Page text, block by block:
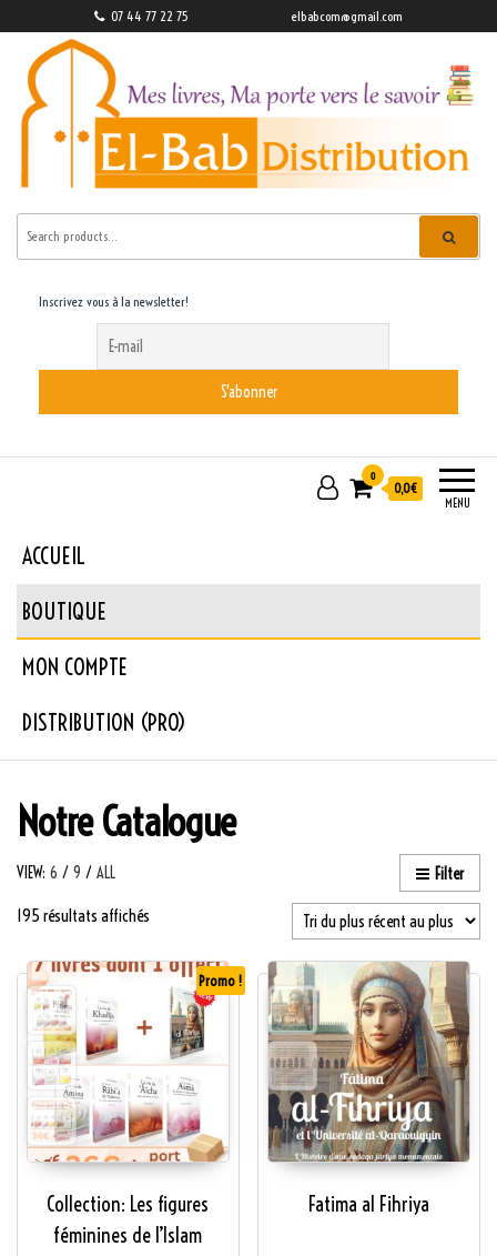
07 44 77 22 75 elbabcom@gmail.com
EL Bab Distribution
Inscrivez vous à la newsletter!
MENU
0
0,0€
ACCUEIL
BOUTIQUE
MON COMPTE
DISTRIBUTION (PRO)
Notre Catalogue
VIEW: 6 / 9 / ALL Filter
195 résultats affichés Trié du plus récent au plus ancien
Promo !
Collection: Les figures
féminines de l’Islam
Fatima al Fihriya